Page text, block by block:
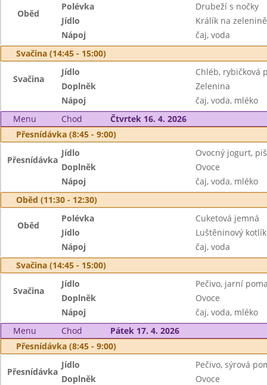
Oběd
Polévka
Drubeží s nočky
Jídlo
Králík na
Nápoj
čaj, voda
Svačina (14:45 - 15:00)
Svačina
Jídlo
Chléb, rybičková
Doplněk
Zelenina
Nápoj
čaj, voda, mléko
Menu
Chod
Čtvrtek 16. 4. 2026
Přesnídávka (8:45 - 9:00)
Přesnídávka
Jídlo
Ovocný jogurt,
Doplněk
Ovoce
Nápoj
čaj, voda, mléko
Oběd (11:30 - 12:30)
Oběd
Polévka
Cuketová jemná
Jídlo
Luštěninový
Nápoj
čaj, voda
Svačina (14:45 - 15:00)
Svačina
Jídlo
Pečivo, jarní
Doplněk
Ovoce
Nápoj
čaj, voda, mléko
Menu
Chod
Pátek 17. 4. 2026
Přesnídávka (8:45 - 9:00)
Přesnídávka
Jídlo
Pečivo, sýrová
Doplněk
Ovoce